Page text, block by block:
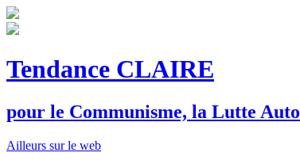
Tendance CLAIRE
pour le Communisme, la Lutte A
Ailleurs sur le web